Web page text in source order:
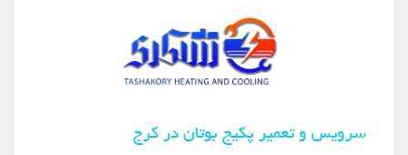
سرویس و تعمیر پکیج بوتان در کرج